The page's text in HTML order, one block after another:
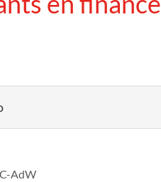
AdW